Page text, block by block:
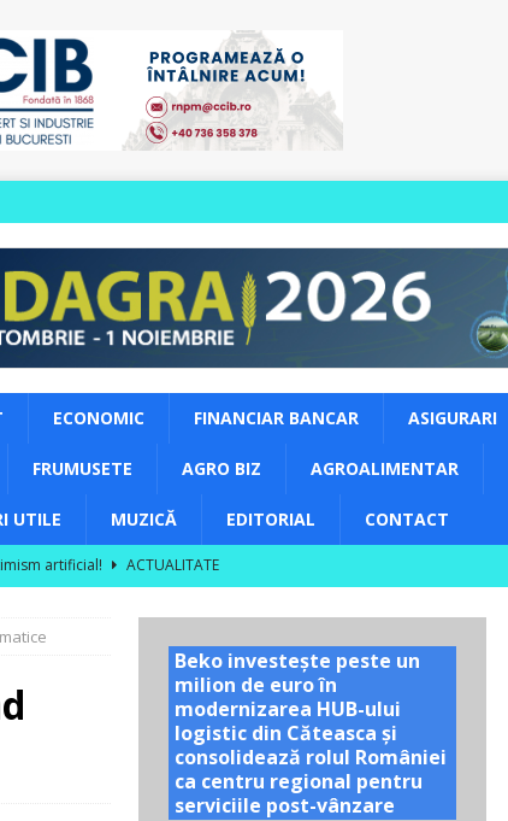
ECONOMIC FINANCIAR BANCAR ASIGURARI
FRUMUSETE AGRO BIZ AGROALIMENTAR
UTILE MUZICĂ EDITORIAL CONTACT
artificial!
ACTUALITATE
pentru tineri și studenți la poalele
peste 40% dintre companiile mari din sector
Beko investește peste un
milion de euro în
modernizarea HUB-ului
logistic din Căteasca și
consolidează rolul României
ca centru regional pentru
serviciile post-vânzare